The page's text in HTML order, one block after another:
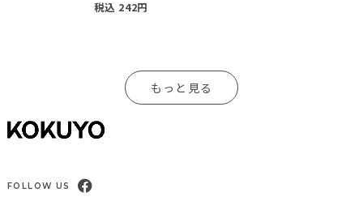
税込 242円
もっと見る
FOLLOW US